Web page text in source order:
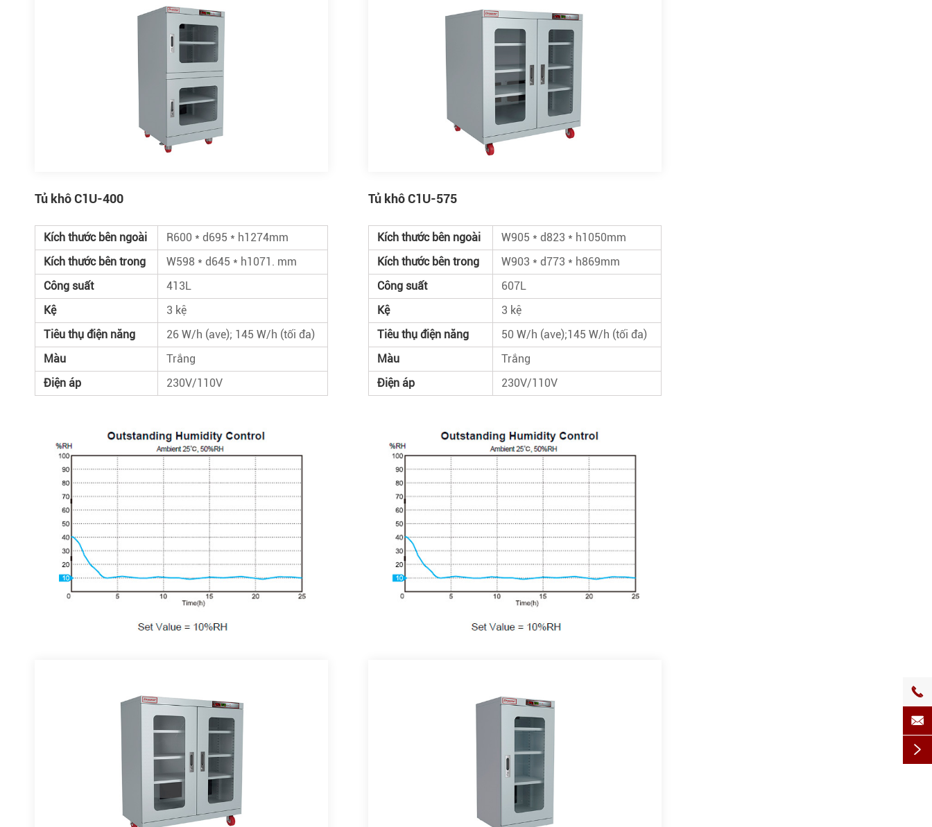
Tủ khô C1U-400
Kích thước bên ngoài
R600 * d695 * h1274mm
Kích thước bên trong
W598 * d645 * h1071. mm
Công suất
413L
Kệ
3 kệ
Tiêu thụ điện năng
26 W/h (ave); 145 W/h (tối đa)
Màu
Trắng
Điện áp
230V/110V
Tủ khô C1U-575
Kích thước bên ngoài
W905 * d823 * h1050mm
Kích thước bên trong
W903 * d773 * h869mm
Công suất
607L
Kệ
3 kệ
Tiêu thụ điện năng
50 W/h (ave);145 W/h (tối đa)
Màu
Trắng
Điện áp
230V/110V


